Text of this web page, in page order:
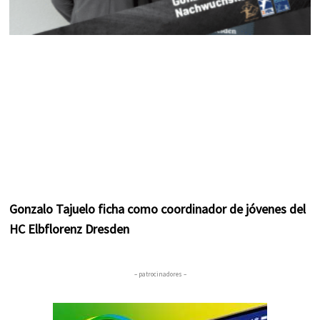
Gonzalo Tajuelo ficha como coordinador de jóvenes del
HC Elbflorenz Dresden
– patrocinadores –